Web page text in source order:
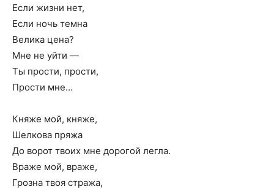
Если жизни нет,
Если ночь темна
Велика цена?
Мне не уйти —
Ты прости, прости,
Прости мне…
Княже мой, княже,
Шелкова пряжа
До ворот твоих мне дорогой легла.
Враже мой, враже,
Грозна твоя стража,